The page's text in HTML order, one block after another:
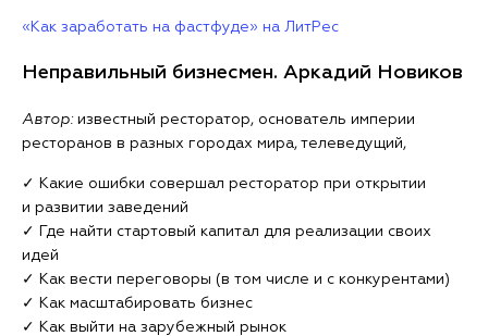
«Как заработать на фастфуде» на ЛитРес
Неправильный бизнесмен. Аркадий Новиков
Автор: известный ресторатор, основатель империи
ресторанов в разных городах мира, телеведущий,
✓ Какие ошибки совершал ресторатор при открытии
и развитии заведений
✓ Где найти стартовый капитал для реализации своих
идей
✓ Как вести переговоры (в том числе и с конкурентами)
✓ Как масштабировать бизнес
✓ Как выйти на зарубежный рынок